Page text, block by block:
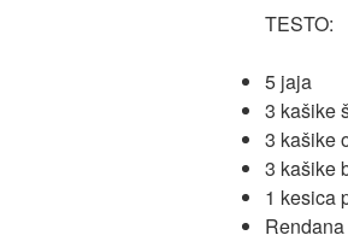
TESTO:
5 jaja
3 kašike
3 kašike
3 kašike
1 kesica